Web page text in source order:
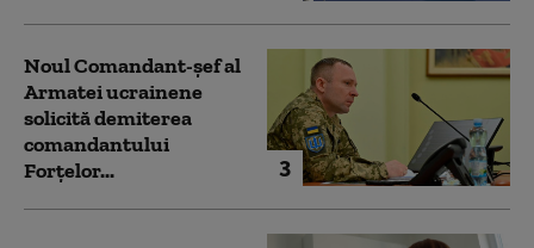
3
Noul Comandant-șef al
Armatei ucrainene
solicită demiterea
comandantului
Forțelor...